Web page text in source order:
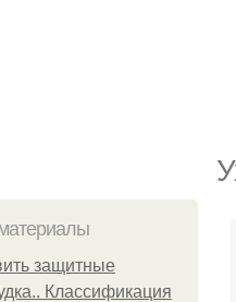
защитные
Классификация